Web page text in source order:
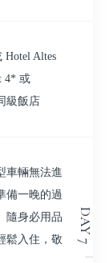
Hotel Altes
4* 或
級飯店
車輛無法進
備一晚的過
隨身必用品
鬆入住，敬
DAY 7